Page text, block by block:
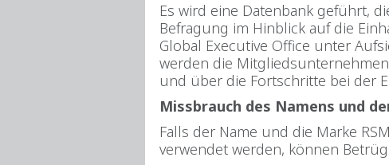
Es wird eine Datenbank geführt,
Befragung im Hinblick auf die
Global Executive Office unter
werden die
und über die Fortschritte bei der
Missbrauch des Namens und
Falls der Name und die Marke
verwendet werden, können